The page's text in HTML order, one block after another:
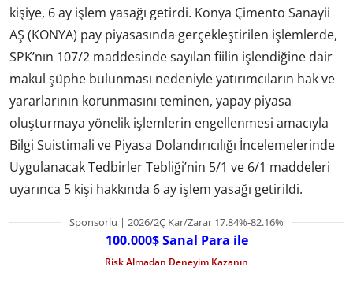
kişiye, 6 ay işlem yasağı getirdi. Konya Çimento Sanayii
AŞ (KONYA) pay piyasasında gerçekleştirilen işlemlerde,
SPK’nın 107/2 maddesinde sayılan fiilin işlendiğine dair
makul şüphe bulunması nedeniyle yatırımcıların hak ve
yararlarının korunmasını teminen, yapay piyasa
oluşturmaya yönelik işlemlerin engellenmesi amacıyla
Bilgi Suistimali ve Piyasa Dolandırıcılığı İncelemelerinde
Uygulanacak Tedbirler Tebliği’nin 5/1 ve 6/1 maddeleri
uyarınca 5 kişi hakkında 6 ay işlem yasağı getirildi.
Sponsorlu | 2026/2Ç Kar/Zarar 17.84%-82.16%
100.000$ Sanal Para ile
Risk Almadan Deneyim Kazanın